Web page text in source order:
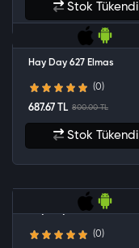
Stok Tükendi
Hay Day 627 Elmas
(0)
800.00 TL
687.67 TL
Stok Tükendi
Hay Day 4400 Elmas
(0)